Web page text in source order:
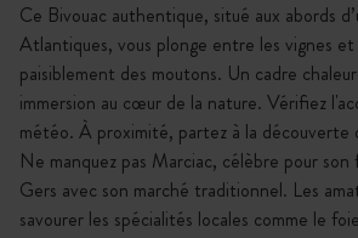
Ce Bivouac authentique, situé aux abords
Atlantiques, vous plonge entre les vignes
paisiblement des moutons. Un cadre
immersion au cœur de la nature. Vérifiez
météo. À proximité, partez à la découverte
Ne manquez pas Marciac, célèbre pour
Gers avec son marché traditionnel. Les
savourer les spécialités locales comme le